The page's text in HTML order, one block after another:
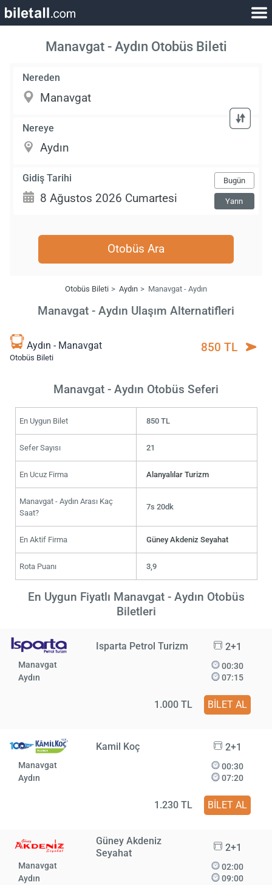
Manavgat - Aydın Otobüs Bileti
Nereden
Nereye
Gidiş Tarihi Bugün
Yarın
Otobüs Ara
Otobüs Bileti Aydın Manavgat - Aydın
Manavgat - Aydın Ulaşım Alternatifleri
Aydın - Manavgat
Otobüs Bileti
850 TL
Manavgat - Aydın Otobüs Seferi
En Uygun Bilet 850 TL
Sefer Sayısı 21
En Ucuz Firma Alanyalılar Turizm
Manavgat - Aydın Arası Kaç
Saat?
7s 20dk
En Aktif Firma Güney Akdeniz Seyahat
Rota Puanı 3,9
En Uygun Fiyatlı Manavgat - Aydın Otobüs
Biletleri
Isparta Petrol Turizm 2+1
Manavgat
Aydın
00:30
07:15
1.000 TL BİLET AL
Kamil Koç 2+1
Manavgat
Aydın
00:30
07:20
1.230 TL BİLET AL
Güney Akdeniz
Seyahat
2+1
Manavgat
Aydın
02:00
09:00